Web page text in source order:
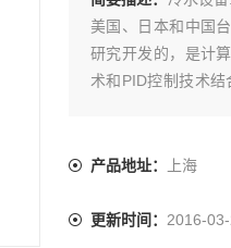
美国、日本和中国
研究开发的，是计
术和PID控制技术
产品地址： 上海
更新时间： 2016-